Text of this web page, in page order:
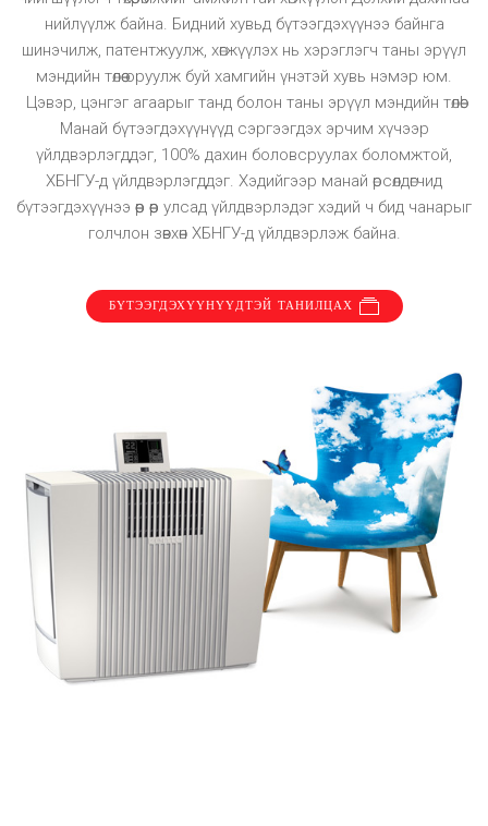
нийлүүлж байна. Бидний хувьд бүтээгдэхүүнээ байнга
шинэчилж, патентжуулж, хөгжүүлэх нь хэрэглэгч таны эрүүл
мэндийн төлөө оруулж буй хамгийн үнэтэй хувь нэмэр юм.
Цэвэр, цэнгэг агаарыг танд болон таны эрүүл мэндийн төлөө!
Манай бүтээгдэхүүнүүд сэргээгдэх эрчим хүчээр
үйлдвэрлэгддэг, 100% дахин боловсруулах боломжтой,
ХБНГУ-д үйлдвэрлэгддэг. Хэдийгээр манай өрсөлдөгчид
бүтээгдэхүүнээ өөр өөр улсад үйлдвэрлэдэг хэдий ч бид чанарыг
голчлон зөвхөн ХБНГУ-д үйлдвэрлэж байна.
БҮТЭЭГДЭХҮҮНҮҮДТЭЙ ТАНИЛЦАХ